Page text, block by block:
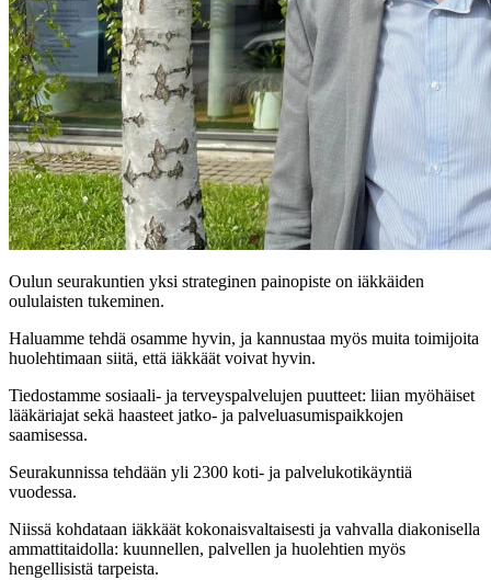
Oulun seurakuntien yksi strateginen painopiste on iäkkäiden
oululaisten tukeminen.
Haluamme tehdä osamme hyvin, ja kannustaa myös muita toimijoita
huolehtimaan siitä, että iäkkäät voivat hyvin.
Tiedostamme sosiaali- ja terveyspalvelujen puutteet: liian myöhäiset
lääkäriajat sekä haasteet jatko- ja palveluasumispaikkojen
saamisessa.
Seurakunnissa tehdään yli 2300 koti- ja palvelukotikäyntiä
vuodessa.
Niissä kohdataan iäkkäät kokonaisvaltaisesti ja vahvalla diakonisella
ammattitaidolla: kuunnellen, palvellen ja huolehtien myös
hengellisistä tarpeista.